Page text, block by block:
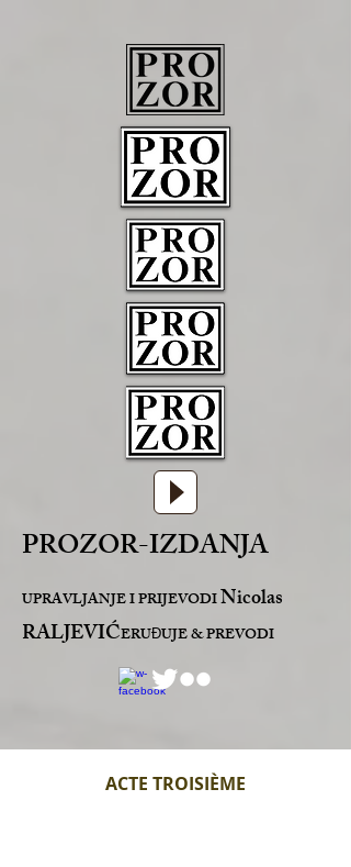
PROZOR-IZDANJA
UPRAVLJANJE I PRIJEVODINicolas
RALJEVIĆERUĐUJE & PREVODI
ACTE TROISIÈME